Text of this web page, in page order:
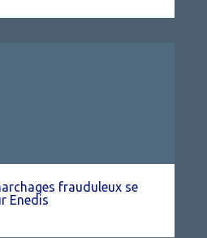
frauduleux se
Enedis